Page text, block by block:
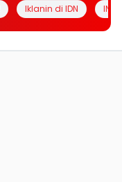
Iklanin di IDN